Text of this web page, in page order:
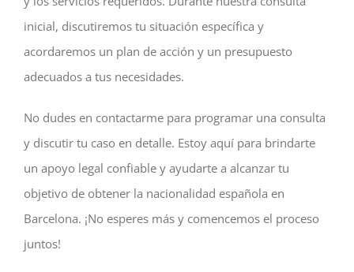
inicial, discutiremos tu situación específica y
acordaremos un plan de acción y un presupuesto
adecuados a tus necesidades.
No dudes en contactarme para programar una consulta
y discutir tu caso en detalle. Estoy aquí para brindarte
un apoyo legal confiable y ayudarte a alcanzar tu
objetivo de obtener la nacionalidad española en
Barcelona. ¡No esperes más y comencemos el proceso
juntos!